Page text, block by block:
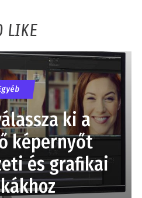
LIKE
ki a
képernyőt
és grafikai